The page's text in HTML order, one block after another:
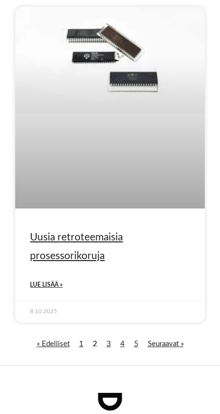
Uusia retroteemaisia
prosessorikoruja
LUE LISÄÄ »
8.10.2025
« Edelliset 1 2 3 4 5 Seuraavat »